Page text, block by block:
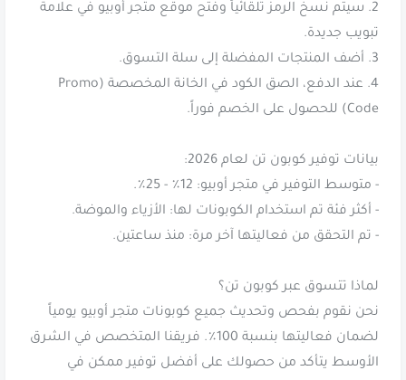
2. سيتم نسخ الرمز تلقائياً وفتح موقع متجر أوبيو في علامة
4. عند الدفع، الصق الكود في الخانة المخصصة (Promo
نحن نقوم بفحص وتحديث جميع كوبونات متجر أوبيو يومياً
لضمان فعاليتها بنسبة 100٪. فريقنا المتخصص في الشرق
الأوسط يتأكد من حصولك على أفضل توفير ممكن في